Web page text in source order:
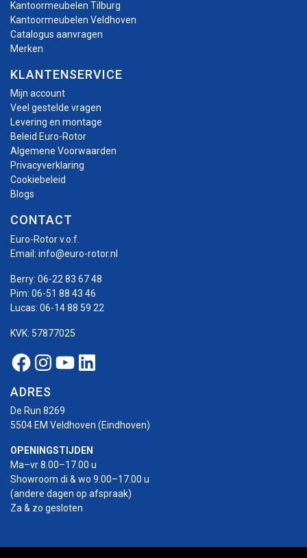
Kantoormeubelen Tilburg
Kantoormeubelen Veldhoven
Catalogus aanvragen
Merken
KLANTENSERVICE
Mijn account
Veel gestelde vragen
Levering en montage
Beleid Euro-Rotor
Algemene Voorwaarden
Privacyverklaring
Cookiebeleid
Blogs
CONTACT
Euro-Rotor v.o.f.
Email: info@euro-rotor.nl
Berry: 06-22 83 67 48
Pim: 06-51 88 43 46
Lucas: 06-14 88 59 22
KVK: 57877025
Facebook Euro-rotor
Instagram Euro-rotor
Youtube Euro-rotor
Linkedin Euro-rotor
ADRES
De Run 8269
5504 EM Veldhoven (Eindhoven)
OPENINGSTIJDEN
Ma–vr 8.00–17.00 u
Showroom di & wo 9.00–17.00 u
(andere dagen op afspraak)
Za & zo gesloten